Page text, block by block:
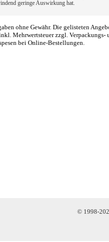
geringe Auswirkung hat.
ohne Gewähr. Die gelisteten
Mehrwertsteuer zzgl.
bei Online-Bestellungen.
© 1998-